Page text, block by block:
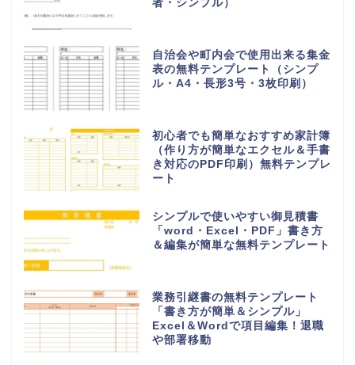
者・シンプル）
自治会や町内会で使用出来る集金
表の無料テンプレート（シンプ
ル・A4・長形3号・3枚印刷）
初心者でも簡単なおすすめ家計簿
（作り方が簡単なエクセル＆手書
き対応のPDF印刷）無料テンプレ
ート
シンプルで使いやすい御見積書
「word・Excel・PDF」書き方
＆編集が簡単な無料テンプレート
業務引継書の無料テンプレート
「書き方が簡単＆シンプル」
Excel＆Wordで項目編集！退職
や部署移動